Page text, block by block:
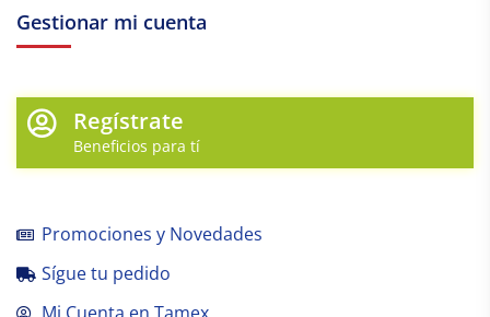
Gestionar mi cuenta
Regístrate
Beneficios para tí
Promociones y Novedades
Sígue tu pedido